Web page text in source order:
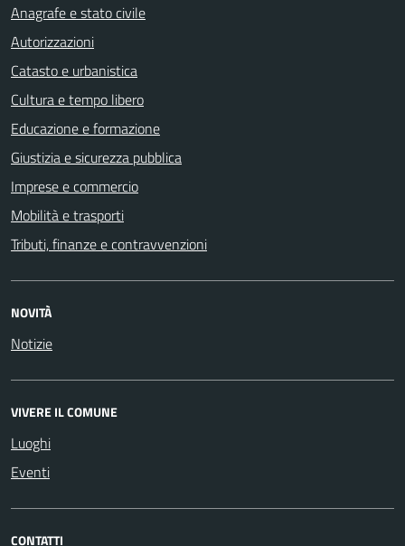
Anagrafe e stato civile
Autorizzazioni
Catasto e urbanistica
Cultura e tempo libero
Educazione e formazione
Giustizia e sicurezza pubblica
Imprese e commercio
Mobilità e trasporti
Tributi, finanze e contravvenzioni
NOVITÀ
Notizie
VIVERE IL COMUNE
Luoghi
Eventi
CONTATTI